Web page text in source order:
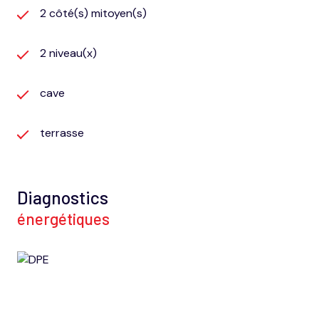
2 côté(s) mitoyen(s)
2 niveau(x)
cave
terrasse
Diagnostics
énergétiques